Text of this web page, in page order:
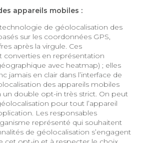
appareils mobiles :
de géolocalisation des
sur les coordonnées GPS,
après la virgule. Ces
converties en représentation
avec heatmap) ; elles
jamais en clair dans l’interface de
des appareils mobiles
double opt-in très strict. On peut
pour tout l’appareil
Les responsables
représenté qui souhaitent
de géolocalisation s’engagent